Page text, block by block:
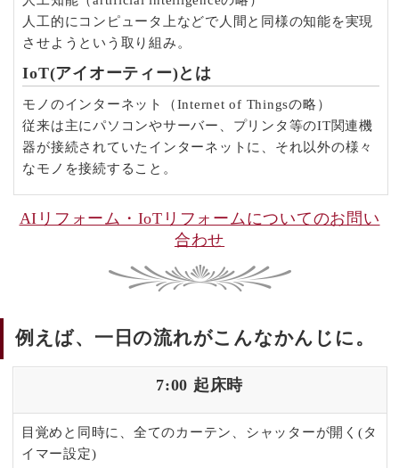
人工的にコンピュータ上などで人間と同様の知能を実現
させようという取り組み。
IoT(アイオーティー)とは
モノのインターネット（Internet of Thingsの略）
従来は主にパソコンやサーバー、プリンタ等のIT関連機
器が接続されていたインターネットに、それ以外の様々
なモノを接続すること。
AIリフォーム・IoTリフォームについてのお問い
合わせ
例えば、一日の流れがこんなかんじに。
7:00 起床時
目覚めと同時に、全てのカーテン、シャッターが開く(タ
イマー設定)